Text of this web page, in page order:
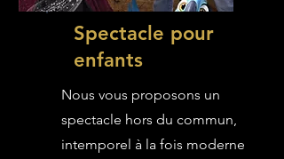
Spectacle pour
enfants
Nous vous proposons un
spectacle hors du commun,
intemporel à la fois moderne